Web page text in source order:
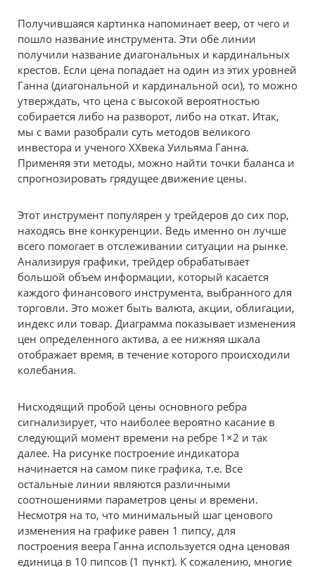
Получившаяся картинка напоминает веер, от чего и
пошло название инструмента. Эти обе линии
получили название диагональных и кардинальных
крестов. Если цена попадает на один из этих уровней
Ганна (диагональной и кардинальной оси), то можно
утверждать, что цена с высокой вероятностью
собирается либо на разворот, либо на откат. Итак,
мы с вами разобрали суть методов великого
инвестора и ученого XXвека Уильяма Ганна.
Применяя эти методы, можно найти точки баланса и
спрогнозировать грядущее движение цены.
Этот инструмент популярен у трейдеров до сих пор,
находясь вне конкуренции. Ведь именно он лучше
всего помогает в отслеживании ситуации на рынке.
Анализируя графики, трейдер обрабатывает
большой объем информации, который касается
каждого финансового инструмента, выбранного для
торговли. Это может быть валюта, акции, облигации,
индекс или товар. Диаграмма показывает изменения
цен определенного актива, а ее нижняя шкала
отображает время, в течение которого происходили
колебания.
Нисходящий пробой цены основного ребра
сигнализирует, что наиболее вероятно касание в
следующий момент времени на ребре 1×2 и так
далее. На рисунке построение индикатора
начинается на самом пике графика, т.е. Все
остальные линии являются различными
соотношениями параметров цены и времени.
Несмотря на то, что минимальный шаг ценового
изменения на графике равен 1 пипсу, для
построения веера Ганна используется одна ценовая
единица в 10 пипсов (1 пункт). К сожалению, многие